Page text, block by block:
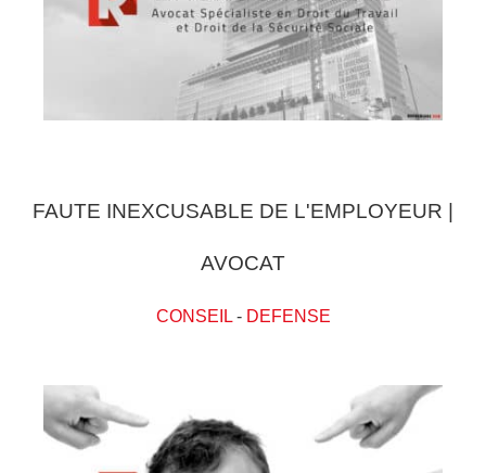
FAUTE INEXCUSABLE DE L'EMPLOYEUR |
AVOCAT
CONSEIL- DEFENSE